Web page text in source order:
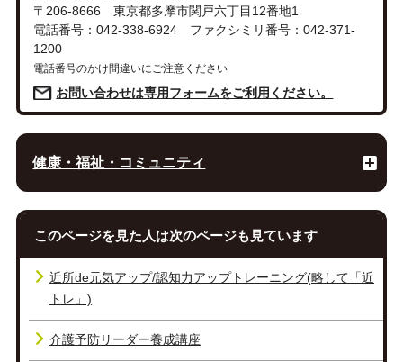
〒206-8666 東京都多摩市関戸六丁目12番地1
電話番号：042-338-6924 ファクシミリ番号：042-371-
1200
電話番号のかけ間違いにご注意ください
お問い合わせは専用フォームをご利用ください。
健康・福祉・コミュニティ
このページを見た人は次のページも見ています
近所de元気アップ/認知力アップトレーニング(略して「近
トレ」)
介護予防リーダー養成講座